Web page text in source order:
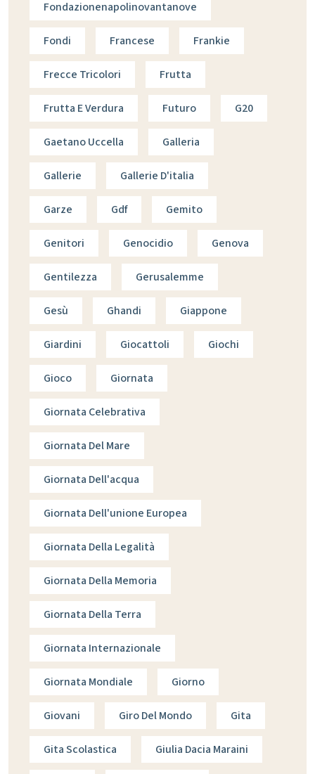
Fondazionenapolinovantanove
Fondi Francese Frankie
Frecce Tricolori Frutta
Frutta E Verdura Futuro G20
Gaetano Uccella Galleria
Gallerie Gallerie D'italia
Garze Gdf Gemito
Genitori Genocidio Genova
Gentilezza Gerusalemme
Gesù Ghandi Giappone
Giardini Giocattoli Giochi
Gioco Giornata
Giornata Celebrativa
Giornata Del Mare
Giornata Dell'acqua
Giornata Dell'unione Europea
Giornata Della Legalità
Giornata Della Memoria
Giornata Della Terra
Giornata Internazionale
Giornata Mondiale Giorno
Giovani Giro Del Mondo Gita
Gita Scolastica Giulia Dacia Maraini